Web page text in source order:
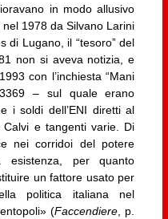
in modo allusivo
nel 1978 da Silvano Larini
di Lugano, il “tesoro” del
non si aveva notizia, e
con l’inchiesta “Mani
– sul quale erano
i soldi dell’ENI diretti al
Calvi e tangenti varie. Di
nei corridoi del potere
per quanto
un fattore usato per
politica italiana nel
(Faccendiere, p.